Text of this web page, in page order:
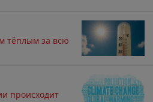
тёплым за всю
происходит